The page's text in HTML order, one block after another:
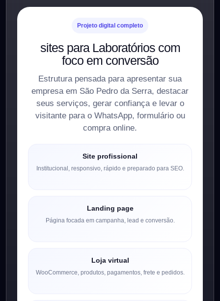
Projeto digital completo
sites para Laboratórios com
foco em conversão
Estrutura pensada para apresentar sua
empresa em São Pedro da Serra, destacar
seus serviços, gerar confiança e levar o
visitante para o WhatsApp, formulário ou
compra online.
Site profissional
Institucional, responsivo, rápido e preparado para SEO.
Landing page
Página focada em campanha, lead e conversão.
Loja virtual
WooCommerce, produtos, pagamentos, frete e pedidos.